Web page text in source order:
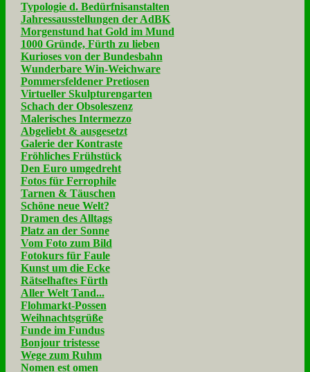
Typologie d. Bedürfnisanstalten
Jahressausstellungen der AdBK
Morgenstund hat Gold im Mund
1000 Gründe, Fürth zu lieben
Kurioses von der Bundesbahn
Wunderbare Win-Weichware
Pommersfeldener Pretiosen
Virtueller Skulpturengarten
Schach der Obsoleszenz
Malerisches Intermezzo
Abgeliebt & ausgesetzt
Galerie der Kontraste
Fröhliches Frühstück
Den Euro umgedreht
Fotos für Ferrophile
Tarnen & Täuschen
Schöne neue Welt?
Dramen des Alltags
Platz an der Sonne
Vom Foto zum Bild
Fotokurs für Faule
Kunst um die Ecke
Rätselhaftes Fürth
Aller Welt Tand...
Flohmarkt-Possen
Weihnachtsgrüße
Funde im Fundus
Bonjour tristesse
Wege zum Ruhm
Nomen est omen